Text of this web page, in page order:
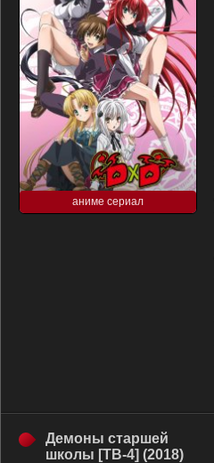
аниме сериал
Демоны старшей
школы [ТВ-4] (2018)